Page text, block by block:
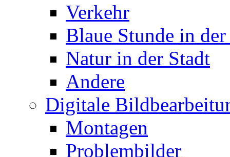
Verkehr
Blaue Stunde in
Natur in der Stadt
Andere
Digitale
Montagen
Problembilder